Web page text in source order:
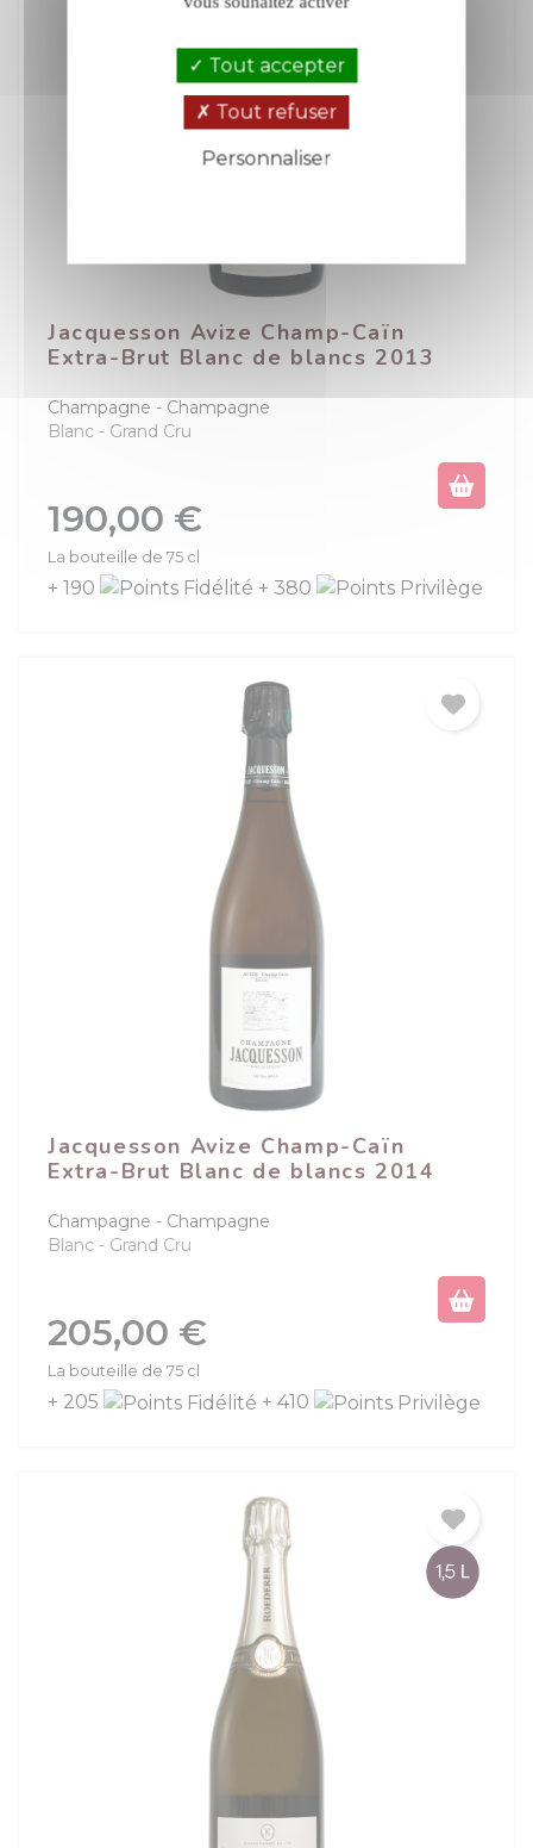
Jacquesson Avize Champ-Caïn
Extra-Brut Blanc de blancs 2013
Champagne
Champagne
Blanc
Grand Cru
Prix
190,00 €
La bouteille de 75 cl
+ 190 + 380
Jacquesson Avize Champ-Caïn
Extra-Brut Blanc de blancs 2014
Champagne
Champagne
Blanc
Grand Cru
Prix
205,00 €
La bouteille de 75 cl
+ 205 + 410
Tout accepter
Tout refuser
Personnaliser